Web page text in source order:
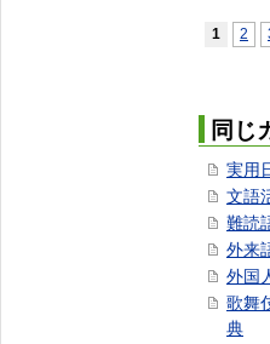
1 2
同じ
実用
文語
難読
外来
外国
歌舞
典